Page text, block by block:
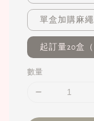
單盒加購麻
起訂量20盒
數量